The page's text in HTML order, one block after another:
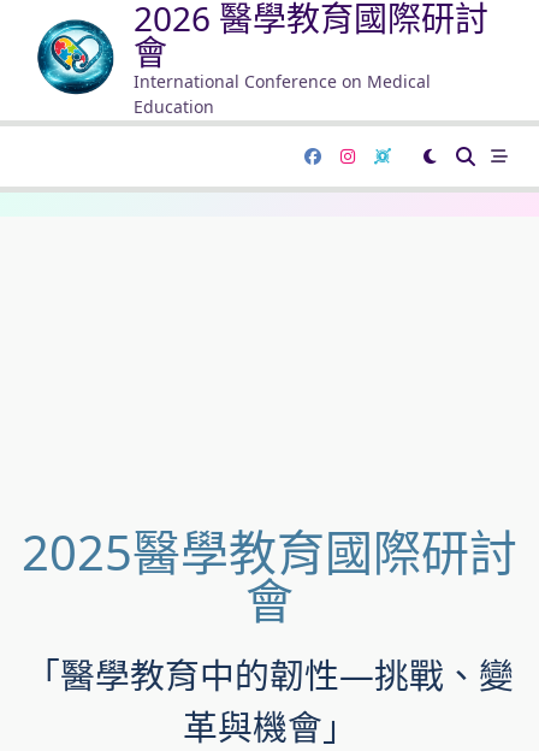
2026 醫學教育國際研討
會
International Conference on Medical
Education
2025醫學教育國際研討
會
「醫學教育中的韌性—挑戰、變
革與機會」